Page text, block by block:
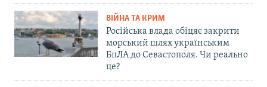
ВІЙНА ТА КРИМ
Російська влада обіцяє закрити
морський шлях українським
БпЛА до Севастополя. Чи реально
це?